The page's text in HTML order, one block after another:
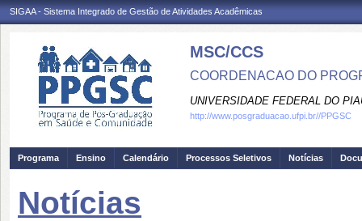
SIGAA - Sistema Integrado de Gestão de Atividades Acadêmicas
MSC/CCS
COORDENACAO DO
UNIVERSIDADE FEDERAL DO
http://www.posgraduacao.ufpi.br//PPGSC
Programa Ensino Calendário Processos Seletivos Notícias
Notícias